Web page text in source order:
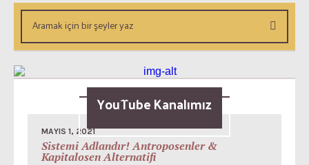
YouTube Kanalımız
Okunsun Dediklerimiz
MAYIS 1, 2021
Sistemi Adlandır! Antroposenler &
Kapitalosen Alternatifi